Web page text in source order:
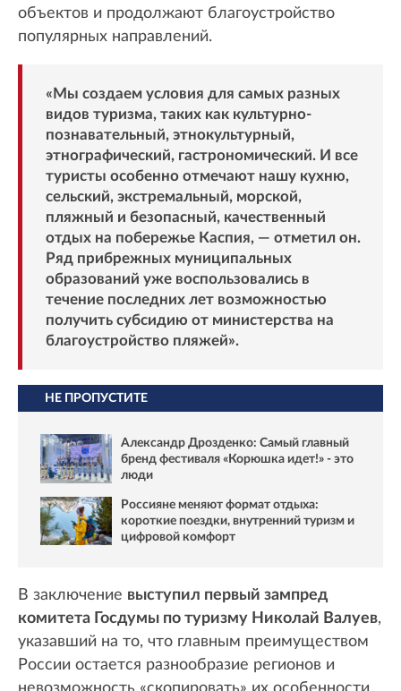
объектов и продолжают благоустройство
популярных направлений.
«Мы создаем условия для самых разных
видов туризма, таких как культурно-
познавательный, этнокультурный,
этнографический, гастрономический. И все
туристы особенно отмечают нашу кухню,
сельский, экстремальный, морской,
пляжный и безопасный, качественный
отдых на побережье Каспия, — отметил он.
Ряд прибрежных муниципальных
образований уже воспользовались в
течение последних лет возможностью
получить субсидию от министерства на
благоустройство пляжей».
НЕ ПРОПУСТИТЕ
Александр Дрозденко: Самый главный
бренд фестиваля «Корюшка идет!» - это
люди
Россияне меняют формат отдыха:
короткие поездки, внутренний туризм и
цифровой комфорт
В заключение выступил первый зампред
комитета Госдумы по туризму Николай Валуев,
указавший на то, что главным преимуществом
России остается разнообразие регионов и